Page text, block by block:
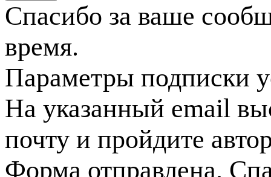
Спасибо за ваше
время.
Параметры подписки
На указанный email
почту и пройдите
Форма отправлена.